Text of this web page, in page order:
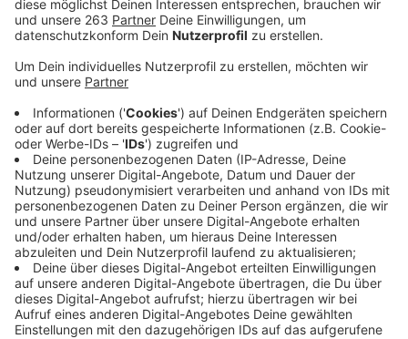
anderem Lehrer, Erzieher und Mitarbeiter aus
Altenheimen freuen.
Veröffentlicht:Donnerstag, 15.04.2021 18:40
Anzeige
Der Kreis Siegen-Wittgenstein hat kurzfristig 700
zusätzliche Impfdosen Biontech-Pfizer vom Land
NRW erhalten. Das hat der Pressesprecher des
Kreises Thorsten Manges im Gespräch mit Radio
Siegen bestätigt. Die sind direkt vom Kreis verplant
worden. Über einen spontanen Impftermin im
Impfzentrum in Eiserfeld konnten sich heute unter
anderem Lehrer, Erzieher und Mitarbeiter aus